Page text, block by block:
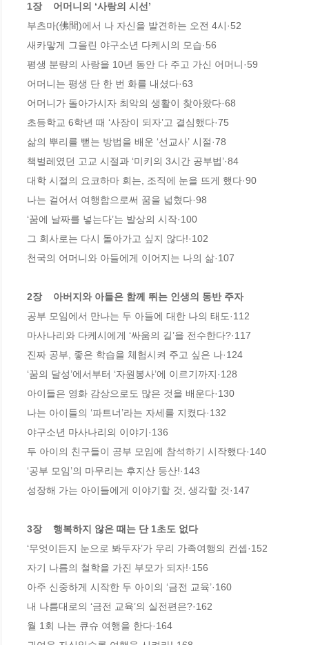
1장    어머니의 ‘사랑의 시선’
부츠마(佛間)에서 나 자신을 발견하는 오전 4시·52
새카맣게 그을린 야구소년 다케시의 모습·56
평생 분량의 사랑을 10년 동안 다 주고 가신 어머니·59
어머니는 평생 단 한 번 화를 내셨다·63
어머니가 돌아가시자 최악의 생활이 찾아왔다·68
초등학교 6학년 때 ‘사장이 되자’고 결심했다·75
삶의 뿌리를 뻗는 방법을 배운 ‘선교사’ 시절·78
책벌레였던 고교 시절과 ‘미키의 3시간 공부법’·84
대학 시절의 요코하마 회는, 조직에 눈을 뜨게 했다·90
나는 걸어서 여행함으로써 꿈을 넓혔다·98
‘꿈에 날짜를 넣는다’는 발상의 시작·100
그 회사로는 다시 돌아가고 싶지 않다!·102
천국의 어머니와 아들에게 이어지는 나의 삶·107
2장    아버지와 아들은 함께 뛰는 인생의 동반 주자
공부 모임에서 만나는 두 아들에 대한 나의 태도·112
마사나리와 다케시에게 ‘싸움의 길’을 전수한다?·117
진짜 공부, 좋은 학습을 체험시켜 주고 싶은 나·124
‘꿈의 달성’에서부터 ‘자원봉사’에 이르기까지·128
아이들은 영화 감상으로도 많은 것을 배운다·130
나는 아이들의 ‘파트너’라는 자세를 지켰다·132
야구소년 마사나리의 이야기·136
두 아이의 친구들이 공부 모임에 참석하기 시작했다·140
‘공부 모임’의 마무리는 후지산 등산!·143
성장해 가는 아이들에게 이야기할 것, 생각할 것·147
3장    행복하지 않은 때는 단 1초도 없다
‘무엇이든지 눈으로 봐두자’가 우리 가족여행의 컨셉·152
자기 나름의 철학을 가진 부모가 되자!·156
아주 신중하게 시작한 두 아이의 ‘금전 교육’·160
내 나름대로의 ‘금전 교육’의 실전편은?·162
월 1회 나는 큐슈 여행을 한다·164